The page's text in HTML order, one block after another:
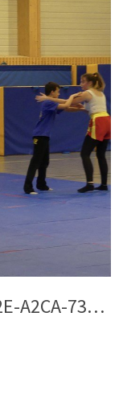
44EDAFAC-B6D6-492E-A2CA-73C79FC0A5AE 1 201 A